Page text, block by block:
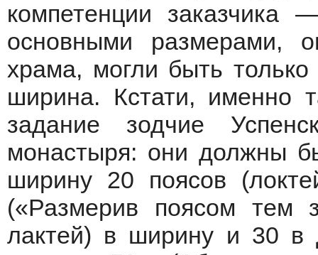
компетенции заказчика
основными размерами,
храма, могли быть
ширина. Кстати, именно
задание зодчие
монастыря: они должны
ширину 20 поясов
(«Размерив поясом
лактей) в ширину и 30 в